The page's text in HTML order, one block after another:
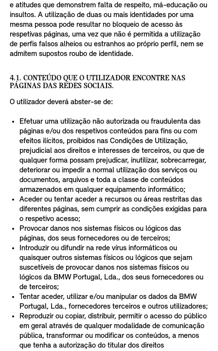
e atitudes que demonstrem falta de respeito, má-educação ou
insultos. A utilização de duas ou mais identidades por uma
mesma pessoa pode resultar no bloqueio de acesso às
respetivas páginas, uma vez que não é permitida a utilização
de perfis falsos alheios ou estranhos ao próprio perfil, nem se
admitem supostos roubo de identidade.
4.1. CONTEÚDO QUE O UTILIZADOR ENCONTRE NAS
PÁGINAS DAS REDES SOCIAIS.
O utilizador deverá abster-se de:
Efetuar uma utilização não autorizada ou fraudulenta das
páginas e/ou dos respetivos conteúdos para fins ou com
efeitos ilícitos, proibidos nas Condições de Utilização,
prejudicial aos direitos e interesses de terceiros, ou que de
qualquer forma possam prejudicar, inutilizar, sobrecarregar,
deteriorar ou impedir a normal utilização dos serviços ou
documentos, arquivos e toda a classe de conteúdos
armazenados em qualquer equipamento informático;
Aceder ou tentar aceder a recursos ou áreas restritas das
diferentes páginas, sem cumprir as condições exigidas para
o respetivo acesso;
Provocar danos nos sistemas físicos ou lógicos das
páginas, dos seus fornecedores ou de terceiros;
Introduzir ou difundir na rede vírus informáticos ou
quaisquer outros sistemas físicos ou lógicos que sejam
suscetíveis de provocar danos nos sistemas físicos ou
lógicos da BMW Portugal, Lda., dos seus fornecedores ou
de terceiros;
Tentar aceder, utilizar e/ou manipular os dados da BMW
Portugal, Lda., fornecedores terceiros e outros utilizadores;
Reproduzir ou copiar, distribuir, permitir o acesso do público
em geral através de qualquer modalidade de comunicação
pública, transformar ou modificar os conteúdos, a menos
que tenha a autorização do titular dos direitos